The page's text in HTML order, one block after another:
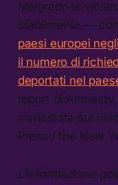
Malgrado le
stabilmente —
paesi europei
il numero di
deportati nel
report di
immediata sul
Press / the New
L’informazione